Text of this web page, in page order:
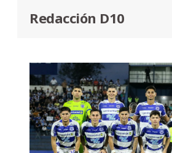
Redacción D10